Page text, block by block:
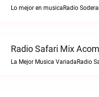
Radio Safari Mix